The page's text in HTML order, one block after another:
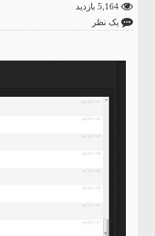
5,164 بازدید
یک نظر